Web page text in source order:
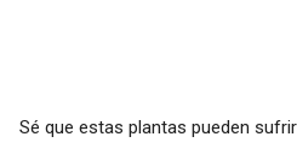
Sé que estas plantas pueden